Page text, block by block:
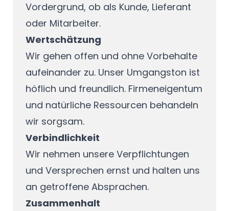
Vordergrund, ob als Kunde, Lieferant
oder Mitarbeiter.
Wertschätzung
Wir gehen offen und ohne Vorbehalte
aufeinander zu. Unser Umgangston ist
höflich und freundlich. Firmeneigentum
und natürliche Ressourcen behandeln
wir sorgsam.
Verbindlichkeit
Wir nehmen unsere Verpflichtungen
und Versprechen ernst und halten uns
an getroffene Absprachen.
Zusammenhalt